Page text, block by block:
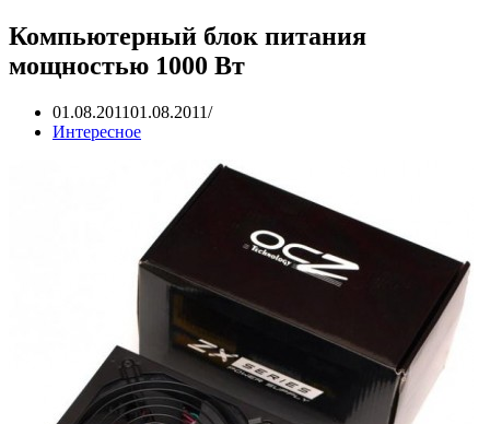
Компьютерный блок питания
мощностью 1000 Вт
01.08.201101.08.2011
Интересное